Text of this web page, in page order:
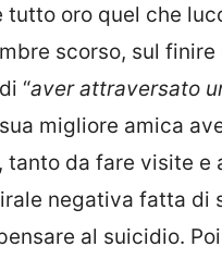
tutto oro quel che
scorso, sul
“aver attraversato
migliore amica
tanto da fare visite
negativa fatta di
al suicidio.